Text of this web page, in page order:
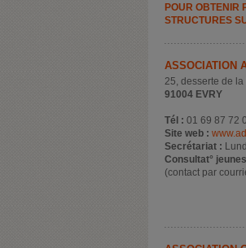
POUR OBTENIR
STRUCTURES
ASSOCIATION
25, desserte de
91004 EVRY
Tél : 01 69 87 72
Site web :
Secrétariat :
Consultat°
(contact par